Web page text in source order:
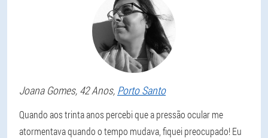
Joana Gomes, 42 Anos, Porto Santo
Quando aos trinta anos percebi que a pressão ocular me
atormentava quando o tempo mudava, fiquei preocupado! Eu